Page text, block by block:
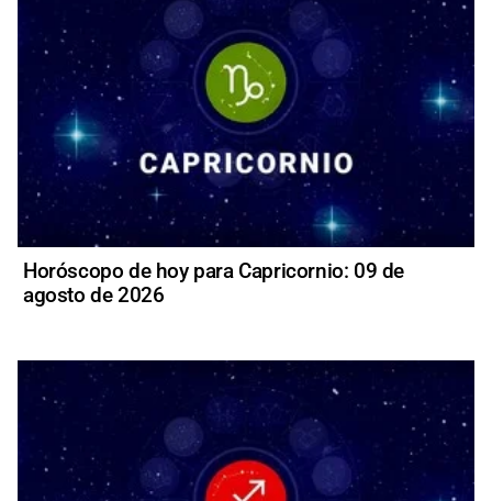
Horóscopo de hoy para Capricornio: 09 de
agosto de 2026